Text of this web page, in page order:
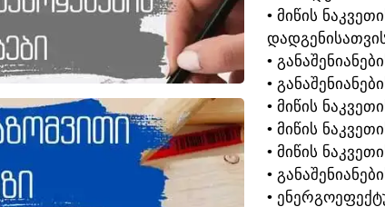
• ᲛᲘᲬᲘᲡ
•
•
• ᲛᲘᲬᲘᲡ
• ᲛᲘᲬᲘᲡ
• ᲛᲘᲬᲘᲡ
•
•